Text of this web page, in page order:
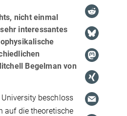
nicht einmal
interessantes
Begelman von
beschloss
auf die theoretische